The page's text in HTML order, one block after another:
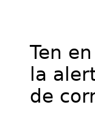
Ten
la
de